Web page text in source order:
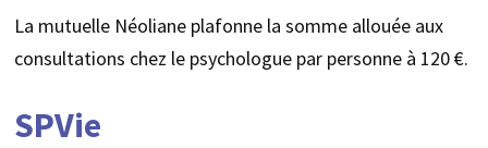
La mutuelle Néoliane plafonne la somme allouée aux
consultations chez le psychologue par personne à 120 €.
SPVie